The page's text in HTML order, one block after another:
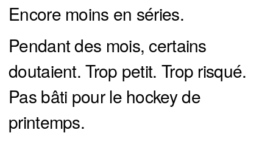
Encore moins en séries.
Pendant des mois, certains
doutaient. Trop petit. Trop risqué.
Pas bâti pour le hockey de
printemps.